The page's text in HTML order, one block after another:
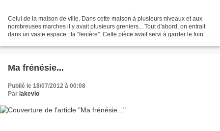
Celui de la maison de ville. Dans cette maison à plusieurs niveaux et aux
nombreuses marches il y avait plusieurs greniers... Tout d'abord, on entrait
dans un vaste espace : la "fenière". Cette pièce avait servi à garder le foin du
Ma frénésie...
Publié le 18/07/2012 à 00:08
Par lakevio